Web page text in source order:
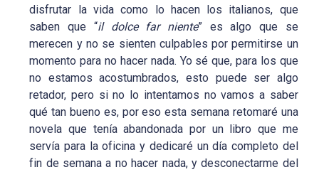
disfrutar la vida como lo hacen los italianos, que
saben que “il dolce far niente” es algo que se
merecen y no se sienten culpables por permitirse un
momento para no hacer nada. Yo sé que, para los que
no estamos acostumbrados, esto puede ser algo
retador, pero si no lo intentamos no vamos a saber
qué tan bueno es, por eso esta semana retomaré una
novela que tenía abandonada por un libro que me
servía para la oficina y dedicaré un día completo del
fin de semana a no hacer nada, y desconectarme del